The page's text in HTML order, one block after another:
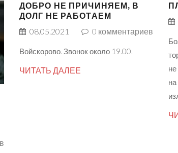
ДОБРО НЕ ПРИЧИНЯЕМ, В
ДОЛГ НЕ РАБОТАЕМ
08.05.2021
0 комментариев
Войскорово. Звонок около 19.00.
ЧИТАТЬ ДАЛЕЕ